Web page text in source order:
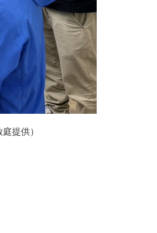
提供）